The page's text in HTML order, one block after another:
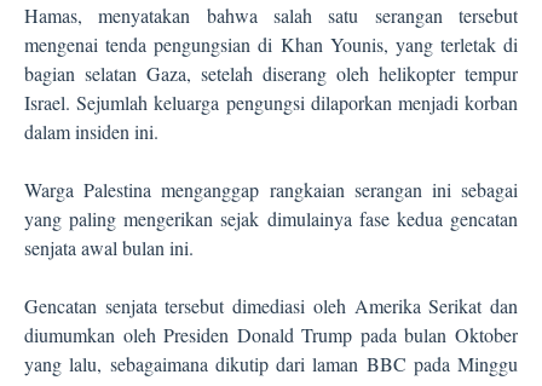
Hamas, menyatakan bahwa salah satu serangan tersebut
mengenai tenda pengungsian di Khan Younis, yang terletak di
bagian selatan Gaza, setelah diserang oleh helikopter tempur
Israel. Sejumlah keluarga pengungsi dilaporkan menjadi korban
dalam insiden ini.
Warga Palestina menganggap rangkaian serangan ini sebagai
yang paling mengerikan sejak dimulainya fase kedua gencatan
senjata awal bulan ini.
Gencatan senjata tersebut dimediasi oleh Amerika Serikat dan
diumumkan oleh Presiden Donald Trump pada bulan Oktober
yang lalu, sebagaimana dikutip dari laman BBC pada Minggu